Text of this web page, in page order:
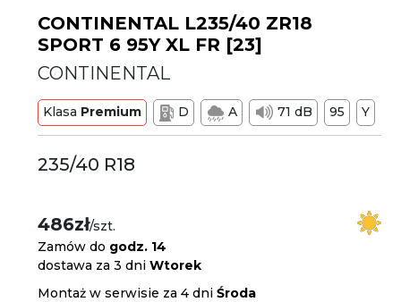
CONTINENTAL L235/40 ZR18
SPORT 6 95Y XL FR [23]
CONTINENTAL
Klasa Premium D A 71 dB 95 Y
235/40 R18
486zł/szt.
Zamów do godz. 14
dostawa za 3 dniWtorek
Montaż w serwisie za 4 dniŚroda